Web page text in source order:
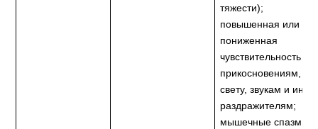
тяжести);
повышенная или
пониженная
чувствительность к
прикосновениям,
свету, звукам и иным
раздражителям;
мышечные спазмы,